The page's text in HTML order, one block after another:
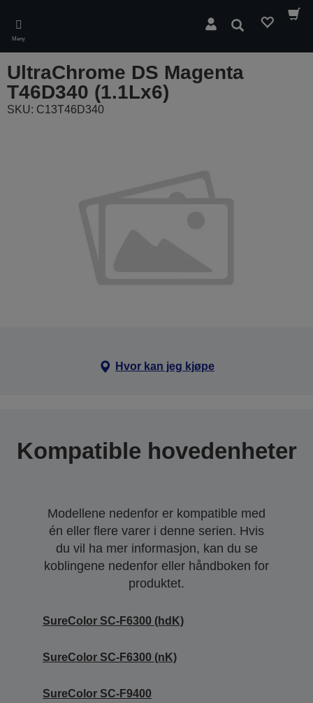
main
content
Meny
Søk
UltraChrome DS Magenta
T46D340 (1.1Lx6)
SKU: C13T46D340
Hvor kan jeg kjøpe
Kompatible hovedenheter
Modellene nedenfor er kompatible med
én eller flere varer i denne serien. Hvis
du vil ha mer informasjon, kan du se
koblingene nedenfor eller håndboken for
produktet.
SureColor SC-F6300 (hdK)
SureColor SC-F6300 (nK)
SureColor SC-F9400